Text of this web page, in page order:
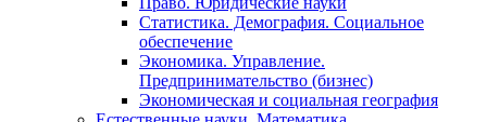
Статистика. Демография. Социальное
обеспечение
Экономика. Управление.
Предпринимательство (бизнес)
Экономическая и социальная география